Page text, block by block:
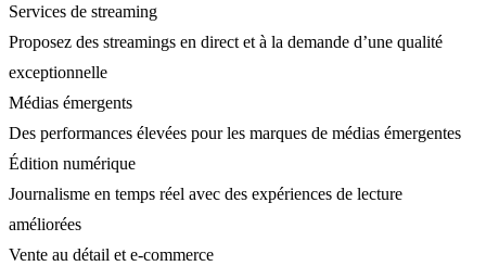
Services de streaming
Proposez des streamings en direct et à la demande d’une qualité
exceptionnelle
Médias émergents
Des performances élevées pour les marques de médias émergentes
Édition numérique
Journalisme en temps réel avec des expériences de lecture
améliorées
Vente au détail et e-commerce